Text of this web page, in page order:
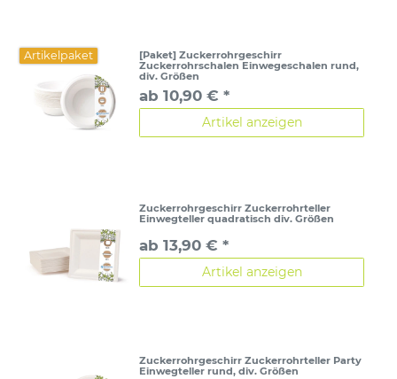
Artikelpaket
[Paket] Zuckerrohrgeschirr
Zuckerrohrschalen Einwegeschalen rund,
div. Größen
ab 10,90 € *
Artikel anzeigen
Zuckerrohrgeschirr Zuckerrohrteller
Einwegteller quadratisch div. Größen
ab 13,90 € *
Artikel anzeigen
Zuckerrohrgeschirr Zuckerrohrteller Party
Einwegteller rund, div. Größen